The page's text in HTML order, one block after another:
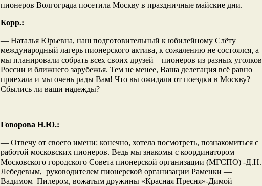
пионеров Волгограда посетила Москву в праздничные майские дни.
Корр.:
— Наталья Юрьевна, наш подготовительный к юбилейному Слёту
международный лагерь пионерского актива, к сожалению не состоялся, а
мы планировали собрать всех своих друзей – пионеров из разных уголков
России и ближнего зарубежья. Тем не менее, Ваша делегация всё равно
приехала и мы очень рады Вам! Что вы ожидали от поездки в Москву?
Сбылись ли ваши надежды?
Говорова Н.Ю.:
— Отвечу от своего имени: конечно, хотела посмотреть, познакомиться с
работой московских пионеров. Ведь мы знакомы с координатором
Московского городского Совета пионерской организации (МГСПО) -Д.Н.
Лебедевым, руководителем пионерской организации Раменки —
Вадимом Пилером, вожатым дружины «Красная Пресня»-Димой